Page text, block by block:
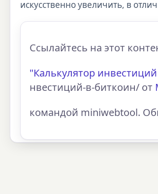
искусственно увеличить, в
Ссылайтесь на этот
"Калькулятор
нвестиций-в-биткоин/ от
командой miniwebtool.